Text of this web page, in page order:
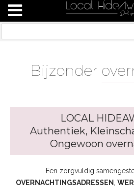
Bijzonder
LOCAL
Authentiek,
Ongewoon
Een zorgvuldig
OVERNACHTINGSADRESSEN